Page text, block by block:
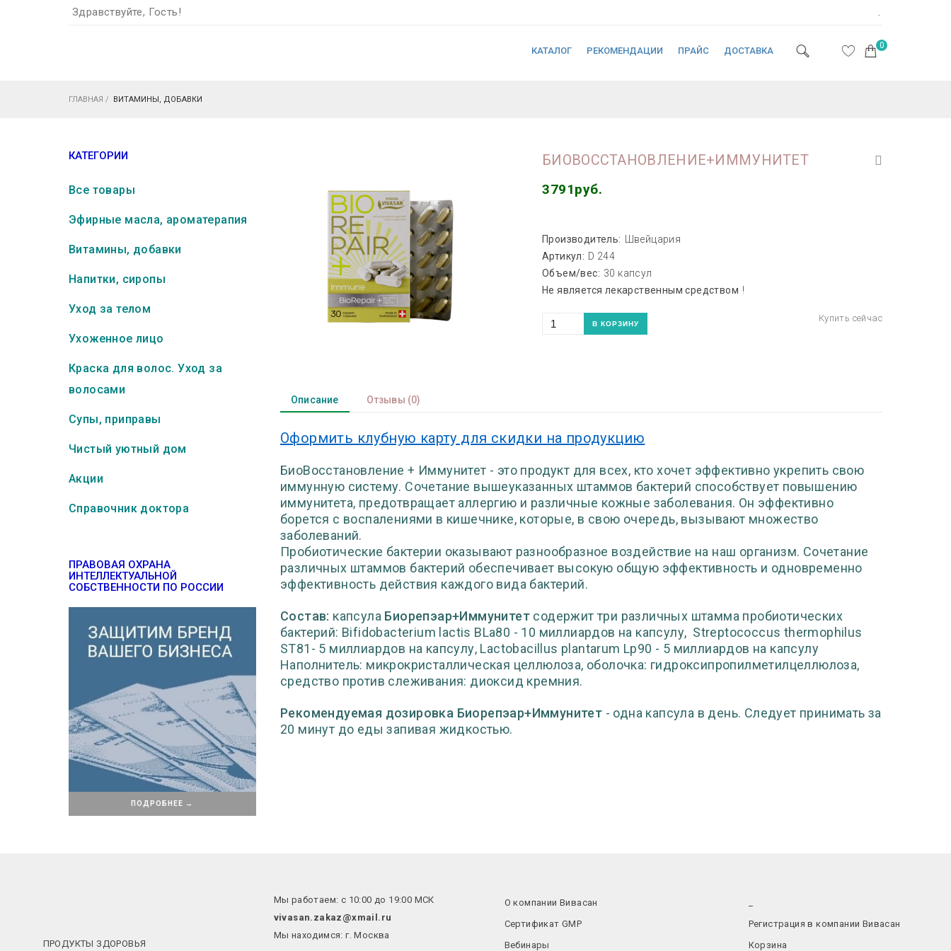
Здравствуйте, Гость! .
КАТАЛОГ РЕКОМЕНДАЦИИ ПРАЙС ДОСТАВКА 0
ГЛАВНАЯ / ВИТАМИНЫ, ДОБАВКИ
БИОВОССТАНОВЛЕНИЕ+ИММУНИТЕТ
3791руб.
Производитель:
Швейцария
Артикул: D 244
Объем/вес: 30 капсул
Не является лекарственным средством !
Описание Отзывы (0)
Оформить клубную карту для скидки на продукцию
БиоВосстановление + Иммунитет - это продукт для всех, кто хочет эффективно укрепить свою
иммунную систему. Сочетание вышеуказанных штаммов бактерий способствует повышению
иммунитета, предотвращает аллергию и различные кожные заболевания. Он эффективно
борется с воспалениями в кишечнике, которые, в свою очередь, вызывают множество
заболеваний.
Пробиотические бактерии оказывают разнообразное воздействие на наш организм. Сочетание
различных штаммов бактерий обеспечивает высокую общую эффективность и одновременно
эффективность действия каждого вида бактерий.
Состав: капсула Биорепэар+Иммунитет содержит три различных штамма пробиотических
бактерий: Bifidobacterium lactis BLa80 - 10 миллиардов на капсулу, Streptococcus thermophilus
ST81- 5 миллиардов на капсулу, Lactobacillus plantarum Lp90 - 5 миллиардов на капсулу
Наполнитель: микрокристаллическая целлюлоза, оболочка: гидроксипропилметилцеллюлоза,
средство против слеживания: диоксид кремния.
Рекомендуемая дозировка Биорепэар+Иммунитет - одна капсула в день. Следует принимать за
20 минут до еды запивая жидкостью.
КАТЕГОРИИ
Все товары
Эфирные масла, ароматерапия
Витамины, добавки
Напитки, сиропы
Уход за телом
Ухоженное лицо
Краска для волос. Уход за
волосами
Супы, приправы
Чистый уютный дом
Акции
Справочник доктора
ПРАВОВАЯ ОХРАНА
ИНТЕЛЛЕКТУАЛЬНОЙ
СОБСТВЕННОСТИ ПО РОССИИ
ПОДРОБНЕЕ →
ПРОДУКТЫ ЗДОРОВЬЯ
Мы работаем: с 10:00 до 19:00 МСК
vivasan.zakaz@xmail.ru
Мы находимся: г. Москва
О компании Вивасан
Сертификат GMP
Вебинары
Регистрация в компании Вивасан
Корзина